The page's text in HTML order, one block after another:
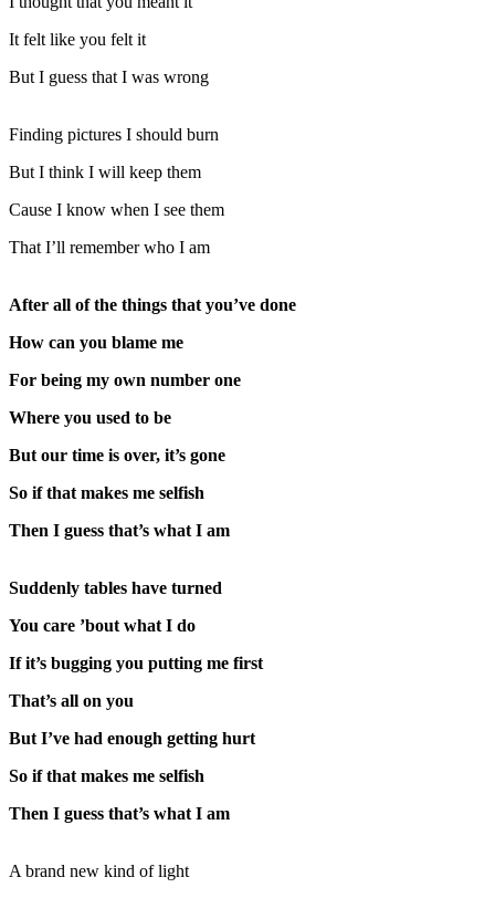
It felt like you felt it
But I guess that I was wrong
Finding pictures I should burn
But I think I will keep them
Cause I know when I see them
That I’ll remember who I am
After all of the things that you’ve done
How can you blame me
For being my own number one
Where you used to be
But our time is over, it’s gone
So if that makes me selfish
Then I guess that’s what I am
Suddenly tables have turned
You care ’bout what I do
If it’s bugging you putting me first
That’s all on you
But I’ve had enough getting hurt
So if that makes me selfish
Then I guess that’s what I am
A brand new kind of light